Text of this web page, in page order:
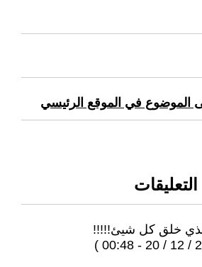
الموضوع في الموقع الرئيسي
التعليقات